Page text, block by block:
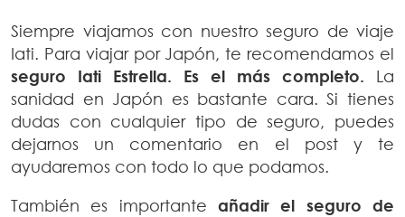
Siempre viajamos con nuestro seguro de viaje
Iati. Para viajar por Japón, te recomendamos el
seguro Iati Estrella. Es el más completo. La
sanidad en Japón es bastante cara. Si tienes
dudas con cualquier tipo de seguro, puedes
dejarnos un comentario en el post y te
ayudaremos con todo lo que podamos.
También es importante añadir el seguro de